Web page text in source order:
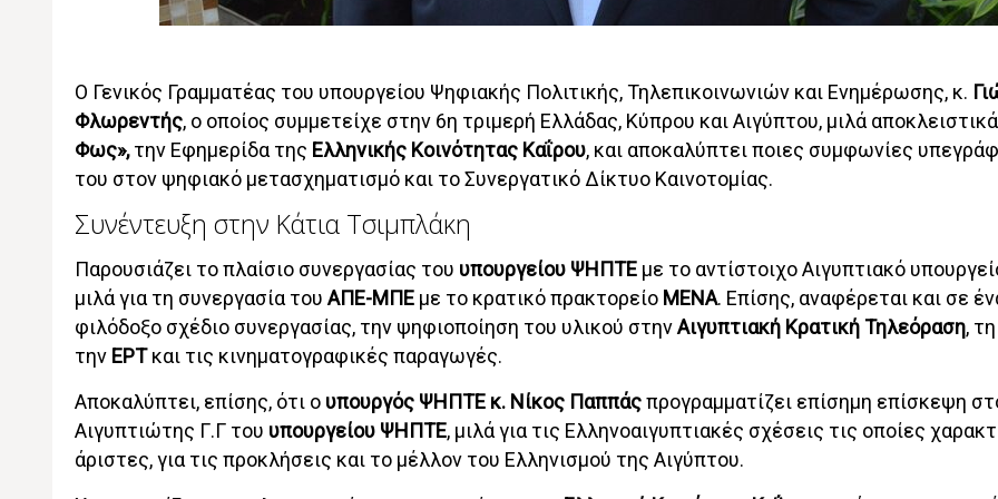
Ο Γενικός Γραμματέας του υπουργείου Ψηφιακής Πολιτικής, Τηλεπικοινωνιών και Ενημέρωσης, κ.
Φλωρεντής, ο οποίος συμμετείχε στην 6η τριμερή Ελλάδας, Κύπρου και Αιγύπτου, μιλά
Φως»,την Εφημερίδα της Ελληνικής Κοινότητας Καΐρου, και αποκαλύπτει ποιες συμφωνίες
του στον ψηφιακό μετασχηματισμό και το Συνεργατικό Δίκτυο Καινοτομίας.
Συνέντευξη στην Κάτια Τσιμπλάκη
Παρουσιάζει το πλαίσιο συνεργασίας του υπουργείου ΨΗΠΤΕμε το αντίστοιχο Αιγυπτιακό
μιλά για τη συνεργασία του ΑΠΕ-ΜΠΕμε το κρατικό πρακτορείο ΜΕΝΑ. Επίσης, αναφέρεται και σε
φιλόδοξο σχέδιο συνεργασίας, την ψηφιοποίηση του υλικού στηνΑιγυπτιακή Κρατική Τηλεόραση,
τηνΕΡΤκαι τις κινηματογραφικές παραγωγές.
Αποκαλύπτει, επίσης, ότι ο υπουργός ΨΗΠΤΕ κ. Νίκος Παππάςπρογραμματίζει επίσημη επίσκεψη
Αιγυπτιώτης Γ.Γ του υπουργείου ΨΗΠΤΕ, μιλά για τις Ελληνοαιγυπτιακές σχέσεις τις οποίες
άριστες, για τις προκλήσεις και το μέλλον του Ελληνισμού της Αιγύπτου.